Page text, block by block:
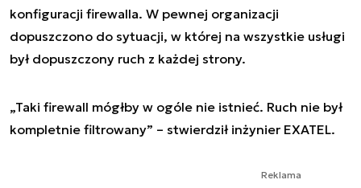
konfiguracji firewalla. W pewnej organizacji
dopuszczono do sytuacji, w której na wszystkie usługi
był dopuszczony ruch z każdej strony.
„Taki firewall mógłby w ogóle nie istnieć. Ruch nie był
kompletnie filtrowany” – stwierdził inżynier EXATEL.
Reklama